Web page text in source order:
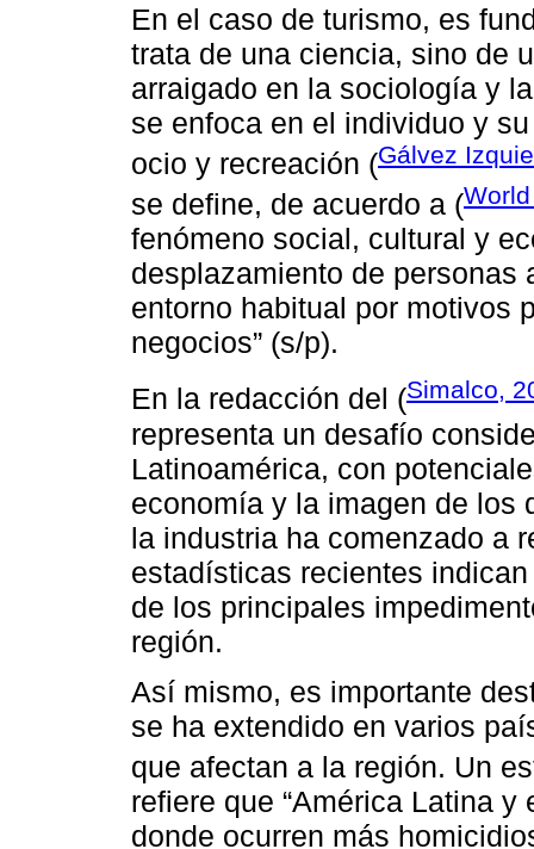
En el caso de turismo, es
trata de una ciencia, sino de
arraigado en la sociología y
se enfoca en el individuo y
ocio y recreación (Gálvez
se define, de acuerdo a (
fenómeno social, cultural y
desplazamiento de personas
entorno habitual por motivos
negocios” (s/p).
En la redacción del (Simalco,
representa un desafío
Latinoamérica, con
economía y la imagen de los
la industria ha comenzado a
estadísticas recientes
de los principales
región.
Así mismo, es importante
se ha extendido en varios
que afectan a la región. Un
refiere que “América Latina
donde ocurren más